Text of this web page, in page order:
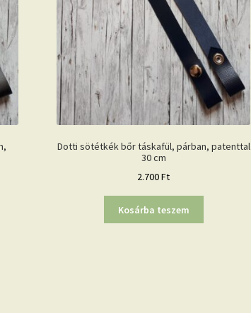
Dotti sötétkék bőr táskafül, párban, patenttal
30 cm
2.700Ft
Kosárba teszem